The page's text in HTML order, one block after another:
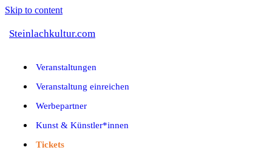
Skip to content
Steinlachkultur.com
Veranstaltungen
Veranstaltung einreichen
Werbepartner
Kunst & Künstler*innen
Tickets